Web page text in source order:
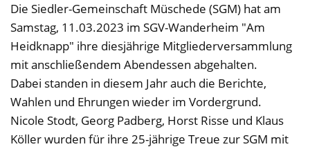
Die Siedler-Gemeinschaft Müschede (SGM) hat am
Samstag, 11.03.2023 im SGV-Wanderheim "Am
Heidknapp" ihre diesjährige Mitgliederversammlung
mit anschließendem Abendessen abgehalten.
Dabei standen in diesem Jahr auch die Berichte,
Wahlen und Ehrungen wieder im Vordergrund.
Nicole Stodt, Georg Padberg, Horst Risse und Klaus
Köller wurden für ihre 25-jährige Treue zur SGM mit